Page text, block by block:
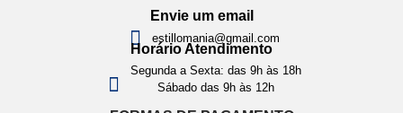
Envie um email
estillomania@gmail.com
Horário Atendimento
Segunda a Sexta: das 9h às 18h
Sábado das 9h às 12h